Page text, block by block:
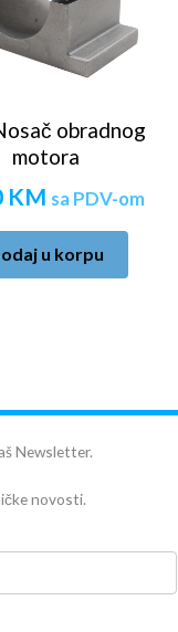
obradnog
motora
KM sa PDV-om
u korpu
Newsletter.
novosti.